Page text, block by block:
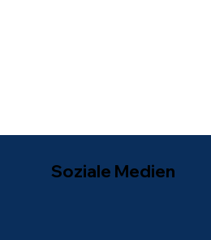
Soziale Medien